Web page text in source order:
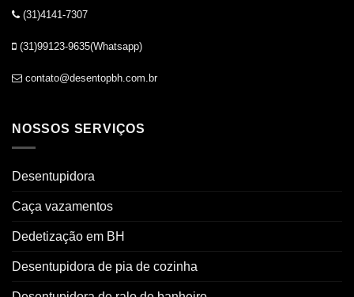
(31)4141-7307
(31)99123-9635(Whatsapp)
contato@desentopbh.com.br
NOSSOS SERVIÇOS
Desentupidora
Caça vazamentos
Dedetização em BH
Desentupidora de pia de cozinha